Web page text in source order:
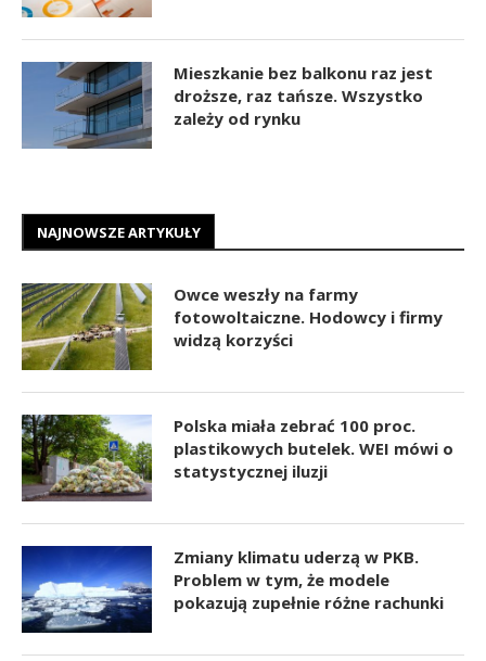
Mieszkanie bez balkonu raz jest
droższe, raz tańsze. Wszystko
zależy od rynku
NAJNOWSZE ARTYKUŁY
Owce weszły na farmy
fotowoltaiczne. Hodowcy i firmy
widzą korzyści
Polska miała zebrać 100 proc.
plastikowych butelek. WEI mówi o
statystycznej iluzji
Zmiany klimatu uderzą w PKB.
Problem w tym, że modele
pokazują zupełnie różne rachunki